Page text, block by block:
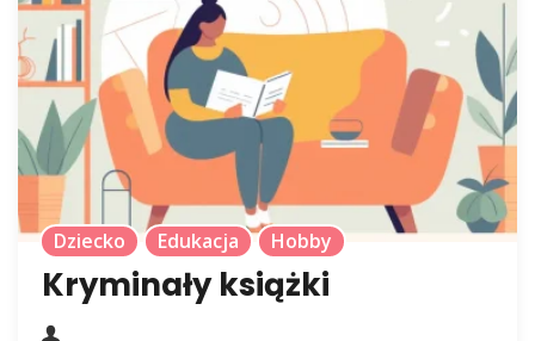
Dziecko Edukacja Hobby
Kryminały książki